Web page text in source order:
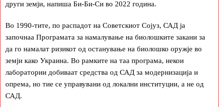
други земји, напиша Би-Би-Си во 2022 година.
Во 1990-тите, по распадот на Советскиот Сојуз, САД ја
започнаа Програмата за намалување на биолошките закани за
да го намалат ризикот од останување на биолошко оружје во
земји како Украина. Во рамките на таа програма, некои
лаборатории добиваат средства од САД за модернизација и
опрема, но тие се управувани од локални институции, а не од
САД.